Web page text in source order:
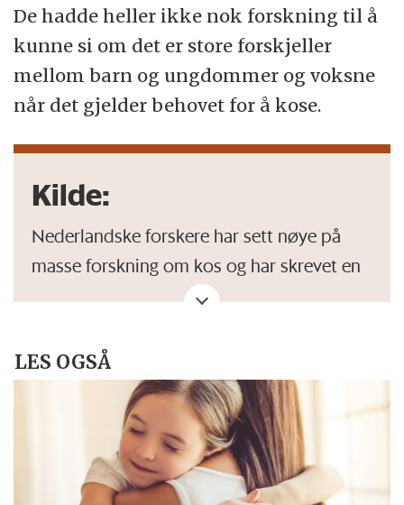
De hadde heller ikke nok forskning til å
kunne si om det er store forskjeller
mellom barn og ungdommer og voksne
når det gjelder behovet for å kose.
Kilde:
Nederlandske forskere har sett nøye på
masse forskning om kos og har skrevet en
om det de fant.
LES OGSÅ